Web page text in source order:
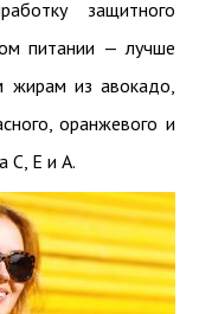
защитного
питании — лучше
жирам из авокадо,
оранжевого и
С, Е и А.